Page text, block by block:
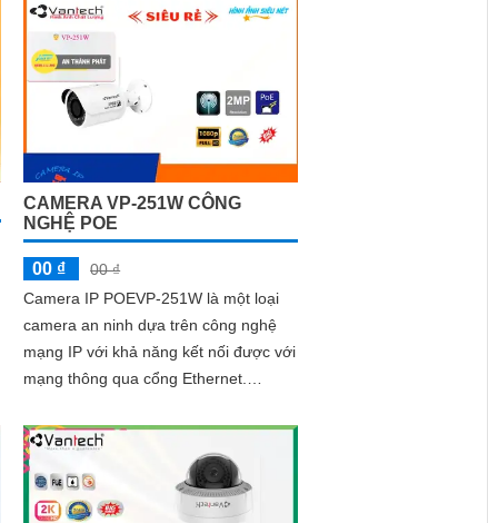
CAMERA VP-251W CÔNG
NGHỆ POE
00 ₫
00 ₫
Camera IP POEVP-251W là một loại
camera an ninh dựa trên công nghệ
mạng IP với khả năng kết nối được với
mạng thông qua cổng Ethernet.
POE...